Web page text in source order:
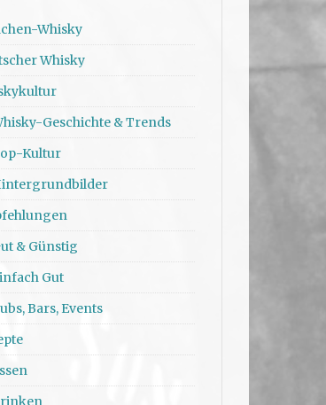
Whisky
Whisky
Geschichte & Trends
Kultur
& Günstig
Gut
Bars, Events